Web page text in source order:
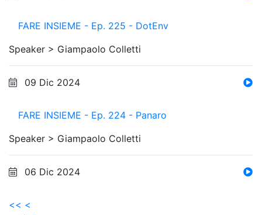
FARE INSIEME - Ep. 225 - DotEnv
Speaker > Giampaolo Colletti
09 Dic 2024
FARE INSIEME - Ep. 224 - Panaro
Speaker > Giampaolo Colletti
06 Dic 2024
<< <